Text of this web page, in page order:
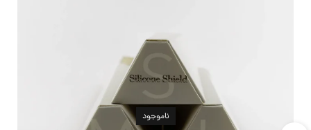
ناموجود